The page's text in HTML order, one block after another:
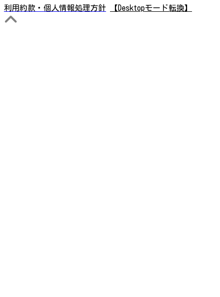
利用約款・個人情報処理方針
【Desktopモード転換】